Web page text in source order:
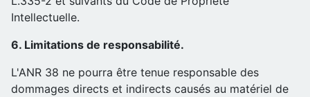
Intellectuelle.
6. Limitations de responsabilité.
L'ANR 38 ne pourra être tenue responsable des
dommages directs et indirects causés au matériel de